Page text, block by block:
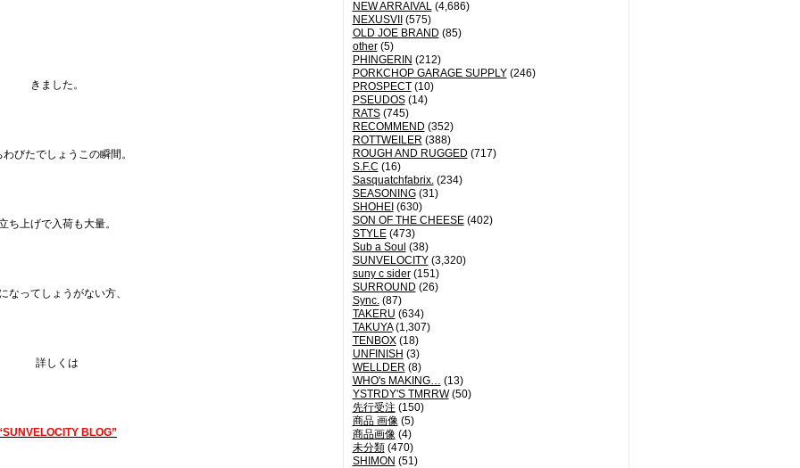
NEW ARRAIVAL(4,686)
NEXUSVII
(575)
OLD JOE BRAND (85)
other(5)
PHINGERIN (212)
PORKCHOP GARAGE SUPPLY(246)
PROSPECT(10)
PSEUDOS(14)
RATS(745)
RECOMMEND (352)
ROTTWEILER (388)
ROUGH AND RUGGED (717)
S.F.C (16)
Sasquatchfabrix.(234)
SEASONING(31)
SHOHEI (630)
SON OF THE CHEESE(402)
STYLE(473)
Sub a Soul (38)
SUNVELOCITY(3,320)
suny c sider(151)
SURROUND (26)
Sync.(87)
TAKERU (634)
TAKUYA(1,307)
TENBOX(18)
UNFINISH (3)
WELLDER (8)
WHO's MAKING… (13)
YSTRDY'S TMRRW(50)
先行受注 (150)
商品 画像(5)
商品画像(4)
未分類(470)
SHIMON (51)
きました。
わびたでしょうこの瞬間。
ち上げで入荷も大量。
なってしょうがない方、
詳しくは
BLOG”